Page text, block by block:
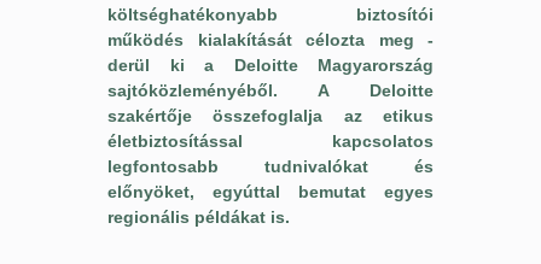
költséghatékonyabb biztosítói
működés kialakítását célozta meg -
derül ki a Deloitte Magyarország
sajtóközleményéből. A Deloitte
szakértője összefoglalja az etikus
életbiztosítással kapcsolatos
legfontosabb tudnivalókat és
előnyöket, egyúttal bemutat egyes
regionális példákat is.